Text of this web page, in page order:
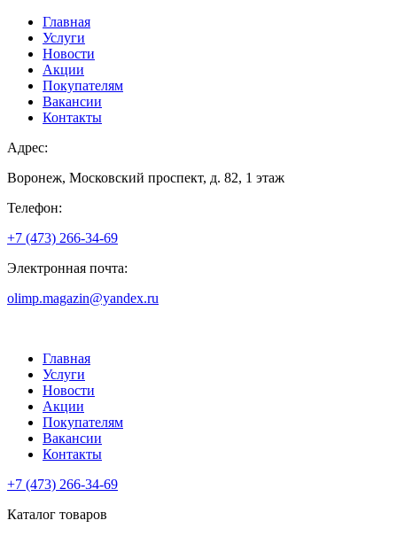
Главная
Услуги
Новости
Акции
Покупателям
Вакансии
Контакты
Адрес:
Воронеж, Московский проспект, д. 82, 1 этаж
Телефон:
+7 (473) 266-34-69
Электронная почта:
olimp.magazin@yandex.ru
Главная
Услуги
Новости
Акции
Покупателям
Вакансии
Контакты
+7 (473) 266-34-69
Каталог товаров